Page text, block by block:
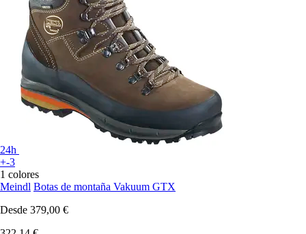
24h
+-3
1 colores
Meindl Botas de montaña Vakuum GTX
Desde 379,00 €